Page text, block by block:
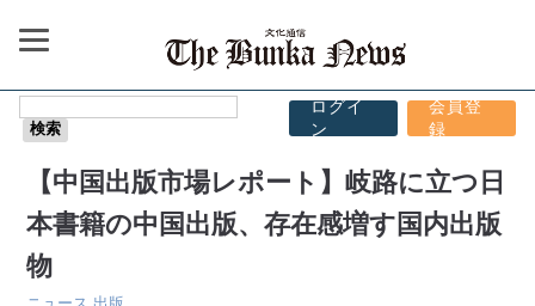
ログイ
ン
会員登
録
【中国出版市場レポート】岐路に立つ日
本書籍の中国出版、存在感増す国内出版
物
ニュース 出版